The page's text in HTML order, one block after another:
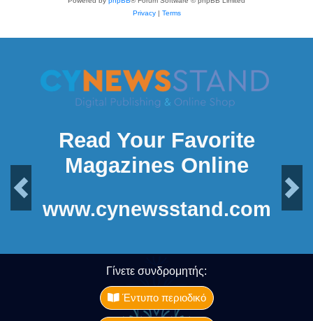
Privacy| Terms
Read Your Favorite
Magazines Online
Next
www.cynewsstand.com
Γίνετε συνδρομητής:
Έντυπο περιοδικό